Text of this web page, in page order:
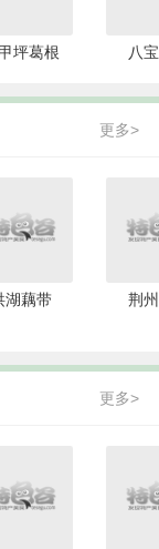
坪葛根 八
更多>
湖藕带 荆
更多>